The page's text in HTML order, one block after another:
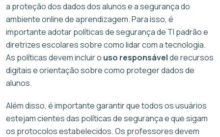
a proteção dos dados dos alunos e a segurança do
ambiente online de aprendizagem. Para isso, é
importante adotar políticas de segurança de TI padrão e
diretrizes escolares sobre como lidar com a tecnologia.
As políticas devem incluir o uso responsávelde recursos
digitais e orientação sobre como proteger dados de
alunos.
Além disso, é importante garantir que todos os usuários
estejam cientes das políticas de segurança e que sigam
os protocolos estabelecidos. Os professores devem